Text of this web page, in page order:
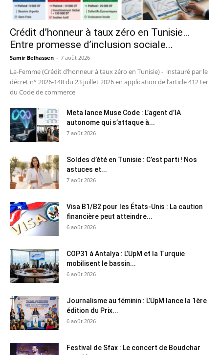
Crédit d’honneur à taux zéro en Tunisie…
Entre promesse d’inclusion sociale...
Samir Belhassen - 7 août 2026
La-Femme (Crédit d’honneur à taux zéro en Tunisie) - instauré par le
décret n° 2026-148 du 23 juillet 2026 en application de l’article 412 ter
du Code de commerce
Meta lance Muse Code : L’agent d’IA
autonome qui s’attaque à...
7 août 2026
Soldes d’été en Tunisie : C’est parti ! Nos
astuces et...
7 août 2026
Visa B1/B2 pour les États-Unis : La caution
financière peut atteindre...
6 août 2026
COP31 à Antalya : L’UpM et la Turquie
mobilisent le bassin...
6 août 2026
Journalisme au féminin : L’UpM lance la 1ère
édition du Prix...
6 août 2026
Festival de Sfax : Le concert de Boudchar